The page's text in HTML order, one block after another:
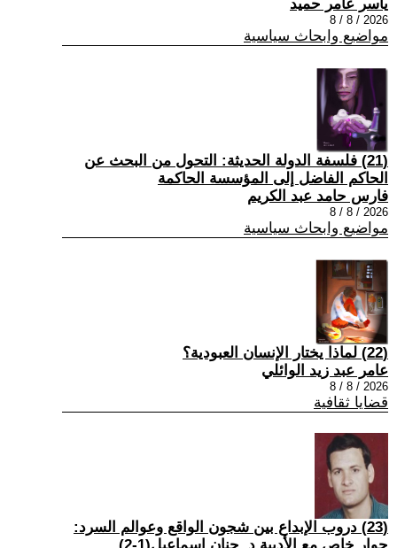
ياسر عامر حميد
2026 / 8 / 8
مواضيع وابحاث سياسية
(21) فلسفة الدولة الحديثة: التحول من البحث عن
الحاكم الفاضل إلى المؤسسة الحاكمة
فارس حامد عبد الكريم
2026 / 8 / 8
مواضيع وابحاث سياسية
(22) لماذا يختار الإنسان العبودية؟
عامر عبد زيد الوائلي
2026 / 8 / 8
قضايا ثقافية
(23) دروب الإبداع بين شجون الواقع وعوالم السرد: